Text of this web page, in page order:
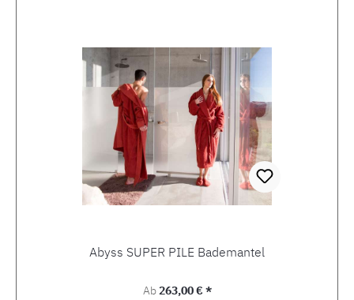
Abyss SUPER PILE Bademantel
Regulärer Preis:
Ab263,00 € *